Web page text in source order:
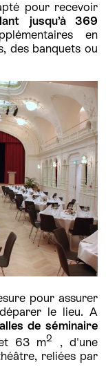
pour recevoir
jusqu’à 369
en
des banquets ou
pour assurer
le lieu. A
de séminaire
63 m2 , d'une
reliées par